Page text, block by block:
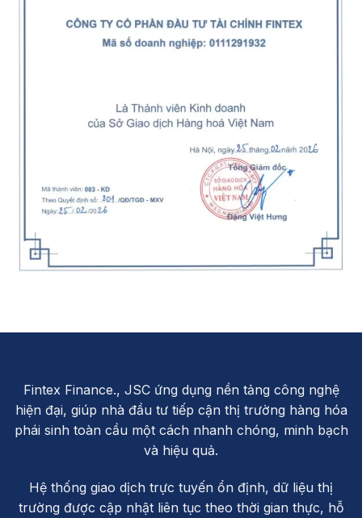
Fintex Finance., JSC ứng dụng nền tảng công nghệ
hiện đại, giúp nhà đầu tư tiếp cận thị trường hàng hóa
phái sinh toàn cầu một cách nhanh chóng, minh bạch
và hiệu quả.
Hệ thống giao dịch trực tuyến ổn định, dữ liệu thị
trường được cập nhật liên tục theo thời gian thực, hỗ